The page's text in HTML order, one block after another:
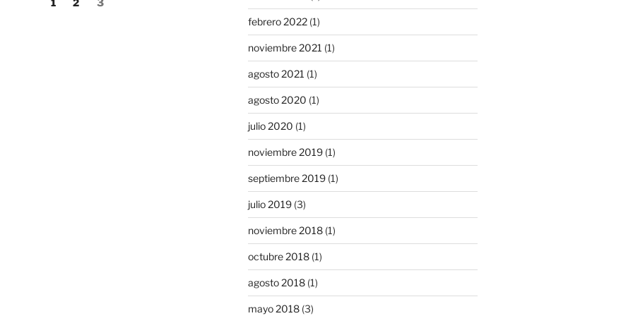
3
febrero 2022(1)
noviembre 2021 (1)
agosto 2021 (1)
agosto 2020 (1)
julio 2020 (1)
noviembre 2019(1)
septiembre 2019(1)
julio 2019(3)
noviembre 2018(1)
octubre 2018(1)
agosto 2018(1)
mayo 2018(3)